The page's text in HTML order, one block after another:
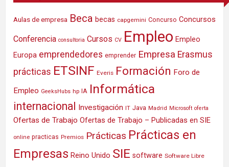
Aulas de empresa Beca becas capgemini Concurso Concursos
Conferencia consultoria Cursos CV Empleo Empleo
Europa emprendedores emprender Empresa Erasmus
prácticas ETSINF Everis Formación Foro de
Empleo GeeksHubs hp IA Informática
internacional Investigación IT Java Madrid Microsoft oferta
Ofertas de Trabajo Ofertas de Trabajo – Publicadas en SIE
online practicas Premios Prácticas Prácticas en
Empresas Reino Unido SIE software Software Libre